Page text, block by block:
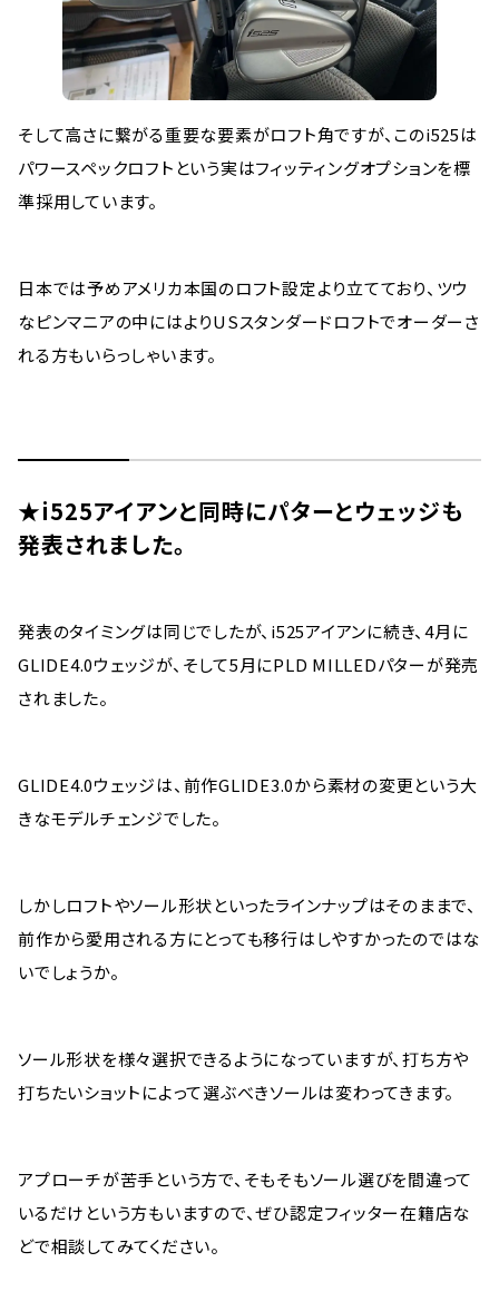
そして高さに繋がる重要な要素がロフト角ですが、このi525は
パワースペックロフトという実はフィッティングオプションを標
準採用しています。
日本では予めアメリカ本国のロフト設定より立てており、ツウ
なピンマニアの中にはよりUSスタンダードロフトでオーダーさ
れる方もいらっしゃいます。
★i525アイアンと同時にパターとウェッジも
発表されました。
発表のタイミングは同じでしたが、i525アイアンに続き、4月に
GLIDE4.0ウェッジが、そして5月にPLD MILLEDパターが発売
されました。
GLIDE4.0ウェッジは、前作GLIDE3.0から素材の変更という大
きなモデルチェンジでした。
しかしロフトやソール形状といったラインナップはそのままで、
前作から愛用される方にとっても移行はしやすかったのではな
いでしょうか。
ソール形状を様々選択できるようになっていますが、打ち方や
打ちたいショットによって選ぶべきソールは変わってきます。
アプローチが苦手という方で、そもそもソール選びを間違って
いるだけという方もいますので、ぜひ認定フィッター在籍店な
どで相談してみてください。